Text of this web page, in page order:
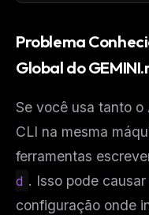
Problema
Global do
Se você usa tanto
CLI na mesma
ferramentas
d . Isso pode
configuração onde